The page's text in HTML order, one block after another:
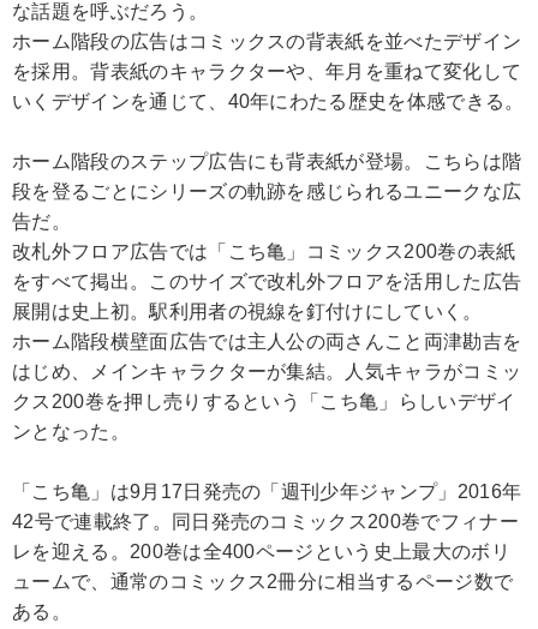
な話題を呼ぶだろう。
ホーム階段の広告はコミックスの背表紙を並べたデザイン
を採用。背表紙のキャラクターや、年月を重ねて変化して
いくデザインを通じて、40年にわたる歴史を体感できる。
ホーム階段のステップ広告にも背表紙が登場。こちらは階
段を登るごとにシリーズの軌跡を感じられるユニークな広
告だ。
改札外フロア広告では「こち亀」コミックス200巻の表紙
をすべて掲出。このサイズで改札外フロアを活用した広告
展開は史上初。駅利用者の視線を釘付けにしていく。
ホーム階段横壁面広告では主人公の両さんこと両津勘吉を
はじめ、メインキャラクターが集結。人気キャラがコミッ
クス200巻を押し売りするという「こち亀」らしいデザイ
ンとなった。
「こち亀」は9月17日発売の「週刊少年ジャンプ」2016年
42号で連載終了。同日発売のコミックス200巻でフィナー
レを迎える。200巻は全400ページという史上最大のボリ
ュームで、通常のコミックス2冊分に相当するページ数で
ある。